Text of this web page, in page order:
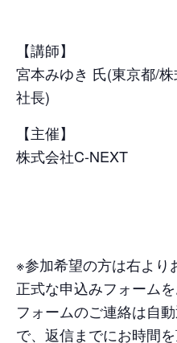
【講師】
宮本みゆき 氏(東京都/
社長)
【主催】
株式会社C-NEXT
※参加希望の方は右より
正式な申込みフォームを
フォームのご連絡は自
で、返信までにお時間